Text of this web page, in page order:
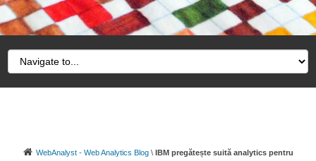
WebAnalyst - Web Analytics Blog\ IBM pregătește suită analytics pentru